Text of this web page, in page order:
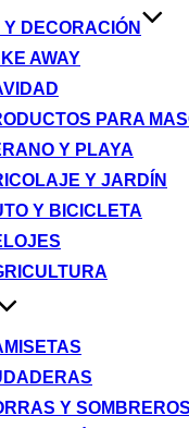
Y DECORACIÓN
AWAY
PARA
Y PLAYA
Y JARDÍN
Y BICICLETA
Y SOMBREROS